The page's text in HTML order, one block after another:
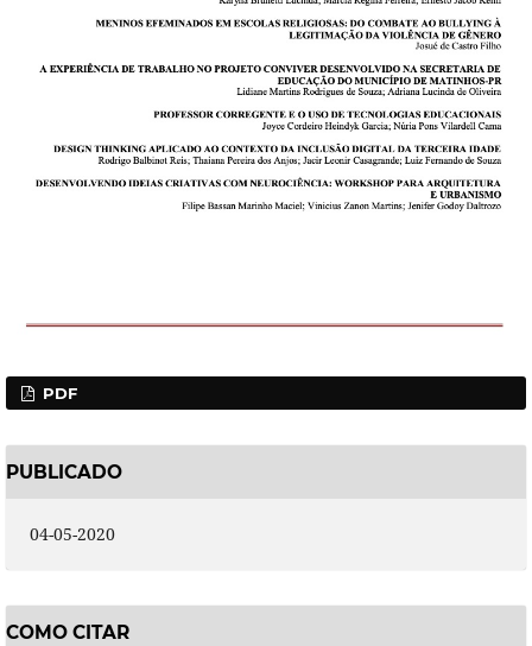
PDF
PUBLICADO
04-05-2020
COMO CITAR